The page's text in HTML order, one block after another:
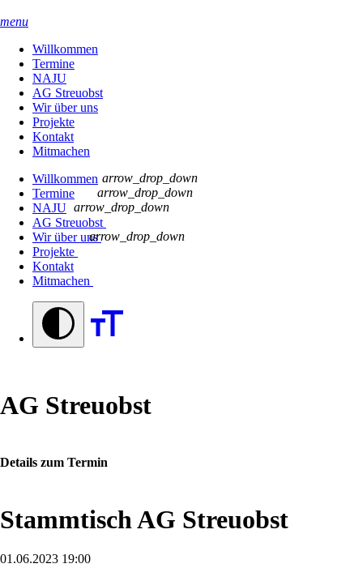
menu
Willkommen
Termine
NAJU
AG Streuobst
Wir über uns
Projekte
Kontakt
Mitmachen
Willkommen
Termine
NAJU
AG Streuobst
arrow_drop_down
Wir über uns
arrow_drop_down
Projekte
arrow_drop_down
Kontakt
Mitmachen
arrow_drop_down
AG Streuobst
Details zum Termin
Stammtisch AG Streuobst
01.06.2023 19:00